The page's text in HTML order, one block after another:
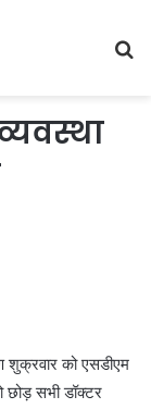
शुक्रवार को एसडीएम
छोड़ सभी डॉक्टर